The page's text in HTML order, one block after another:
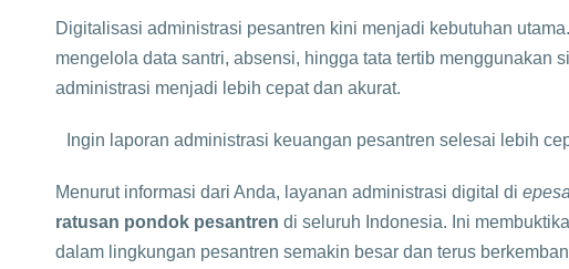
Digitalisasi administrasi pesantren kini menjadi kebutuhan
mengelola data santri, absensi, hingga tata tertib menggunakan
administrasi menjadi lebih cepat dan akurat.
Ingin laporan administrasi keuangan pesantren selesai lebih
Menurut informasi dari Anda, layanan administrasi digital di
ratusan pondok pesantren di seluruh Indonesia. Ini
dalam lingkungan pesantren semakin besar dan terus